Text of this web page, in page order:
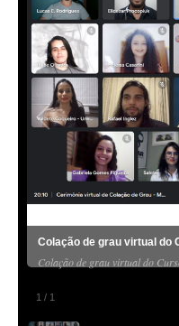
1 / 1
Colação de grau virtual do
Colação de grau virtual do